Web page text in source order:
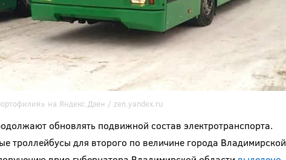
на Яндекс.Дзен / zen.yandex.ru
обновлять подвижной состав электротранспорта.
троллейбусы для второго по величине города Владимирской